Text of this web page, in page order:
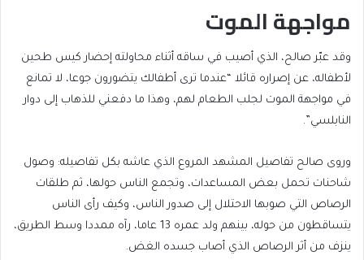
مواجهة الموت
وقد عبّر صالح، الذي أصيب في ساقه أثناء محاولته إحضار كيس طحين
لأطفاله، عن إصراره قائلا “عندما ترى أطفالك يتضورون جوعا، لا تمانع
في مواجهة الموت لجلب الطعام لهم، وهذا ما دفعني للذهاب إلى دوار
النابلسي”.
وروى صالح تفاصيل المشهد المروع الذي عاشه بكل تفاصيله: وصول
شاحنات تحمل بعض المساعدات، وتجمع الناس حولها، ثم طلقات
الرصاص التي صوبها الاحتلال إلى صدور الناس، وكيف رأى الناس
يتساقطون من حوله، بينهم ولد عمره 13 عاما، رآه ممددا وسط الطريق،
ينزف من أثر الرصاص الذي أصاب جسده الغض.